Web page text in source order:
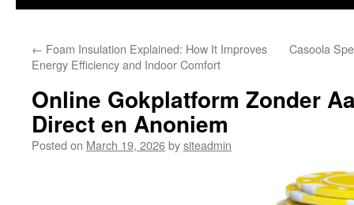
← Foam Insulation Explained: How It Improves
Energy Efficiency and Indoor Comfort
Casoola
Online Gokplatform Zonder
Direct en Anoniem
Posted on March 19, 2026bysiteadmin